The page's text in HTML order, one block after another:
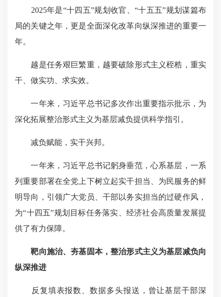
2025年是“十四五”规划收官、“十五五”规划谋篇布
局的关键之年，更是全面深化改革向纵深推进的重要一
年。
越是任务艰巨繁重，越要破除形式主义桎梏，重实
干、做实功、求实效。
一年来，习近平总书记多次作出重要指示批示，为
深化拓展整治形式主义为基层减负提供科学指引。
减负赋能，实干兴邦。
一年来，习近平总书记躬身垂范，心系基层，一系
列重要部署在全党上下树立起实干担当、为民服务的鲜
明导向，引领广大党员、干部以务实担当的过硬作风，
为“十四五”规划目标任务落实、经济社会高质量发展提
供了有力保障。
靶向施治、夯基固本，整治形式主义为基层减负向
纵深推进
反复填表报数、数据多头报送，曾让基层干部深